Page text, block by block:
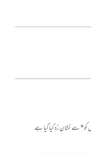
*سے نشان زد کیا گیا ہے